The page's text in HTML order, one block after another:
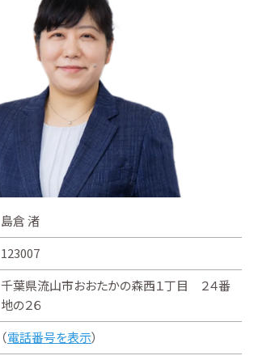
島倉 渚
123007
千葉県流山市おおたかの森西１丁目 ２４番
地の２６
（電話番号を表示）